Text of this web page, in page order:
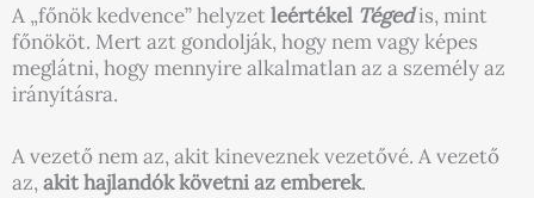
A „főnök kedvence” helyzetleértékel Tégedis, mint
főnököt. Mert azt gondolják, hogy nem vagy képes
meglátni, hogy mennyire alkalmatlan az a személy az
irányításra.
A vezető nem az, akit kineveznek vezetővé. A vezető
az,akit hajlandók követni az emberek.